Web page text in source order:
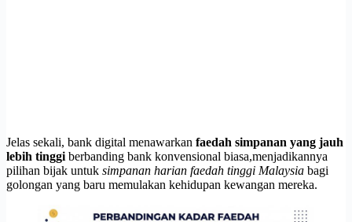
Jelas sekali, bank digital menawarkan faedah simpanan yang jauh
lebih tinggi berbanding bank konvensional biasa,menjadikannya
pilihan bijak untuk simpanan harian faedah tinggi Malaysia bagi
golongan yang baru memulakan kehidupan kewangan mereka.